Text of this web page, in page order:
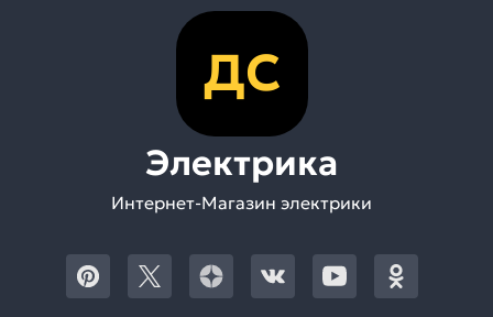
ДС
Электрика
Интернет-Магазин электрики